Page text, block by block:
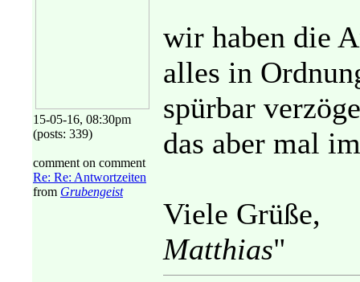
15-05-16, 08:30pm
(posts: 339)
comment on comment
Re: Re: Antwortzeiten
from Grubengeist
wir haben die
alles in
spürbar
das aber mal
Viele Grüße,
Matthias"